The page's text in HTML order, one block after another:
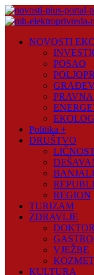
Skip
to
Plus
NOVOSTI
POSAO
Politika +
DRUŠTVO
REGION
TURIZAM
ZDRAVLJE
DOKTOR
GASTRO
VJEŽBE
KULTURA